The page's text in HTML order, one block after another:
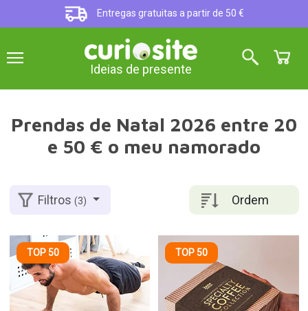
Entregas gratuitas a partir de 50 €
Ideias de presente
Prendas de Natal 2026 entre 20
e 50 € o meu namorado
Ordem
Filtros(3)
TOP 50 TOP 50